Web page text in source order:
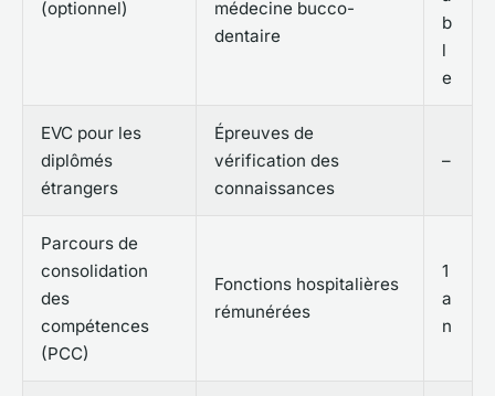
(optionnel)
médecine bucco-
dentaire
b
l
e
EVC pour les
diplômés
étrangers
Épreuves de
vérification des
connaissances
–
Parcours de
consolidation
des
compétences
(PCC)
Fonctions hospitalières
rémunérées
1
a
n